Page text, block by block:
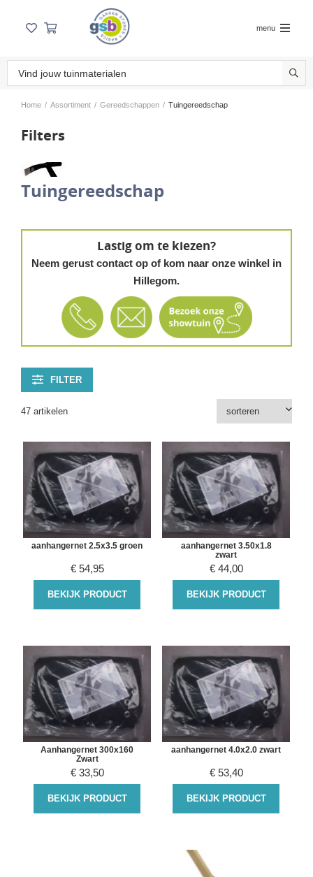
menu
Home / Assortiment / Gereedschappen / Tuingereedschap
Filters
Tuingereedschap
Lastig om te kiezen?
Neem gerust contact op of kom naar onze winkel in
Hillegom.
FILTER
47 artikelen
aanhangernet 2.5x3.5 groen
€ 54,95
BEKIJK PRODUCT
aanhangernet 3.50x1.8
zwart
€ 44,00
BEKIJK PRODUCT
Aanhangernet 300x160
Zwart
€ 33,50
BEKIJK PRODUCT
aanhangernet 4.0x2.0 zwart
€ 53,40
BEKIJK PRODUCT